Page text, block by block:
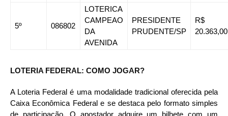
5º 086802
LOTERICA
CAMPEAO
DA
AVENIDA
PRESIDENTE
PRUDENTE/SP
R$
20.363,00
LOTERIA FEDERAL: COMO JOGAR?
A Loteria Federal é uma modalidade tradicional oferecida pela
Caixa Econômica Federal e se destaca pelo formato simples
de participação. O apostador adquire um bilhete com um